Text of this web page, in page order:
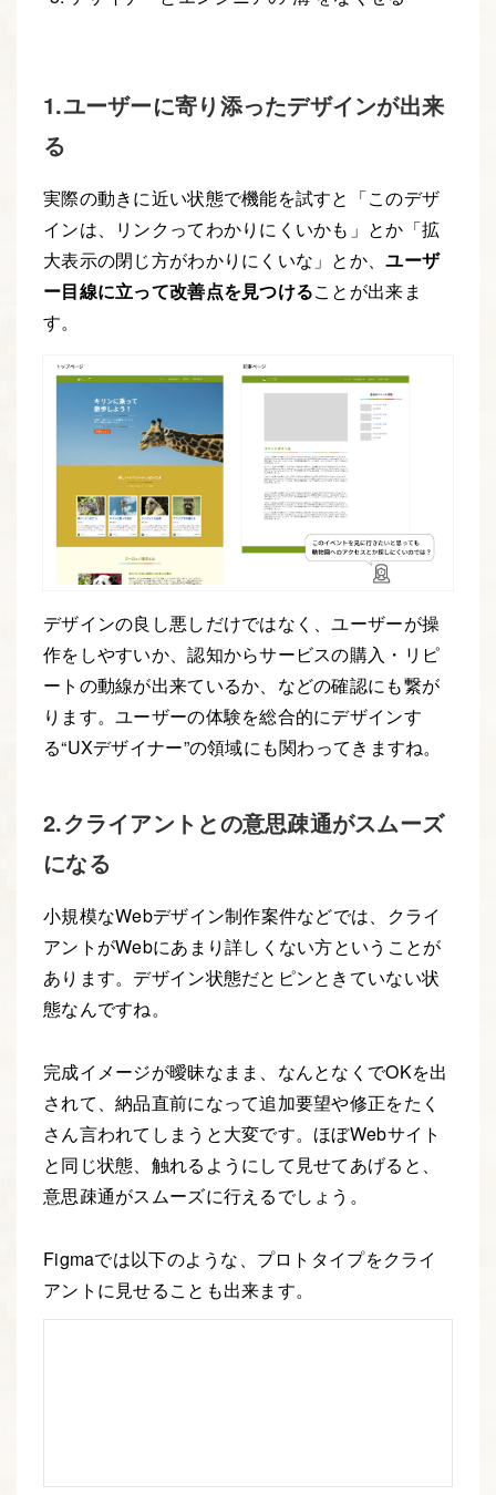
1.ユーザーに寄り添ったデザインが出来
る
実際の動きに近い状態で機能を試すと「このデザ
インは、リンクってわかりにくいかも」とか「拡
大表示の閉じ方がわかりにくいな」とか、ユーザ
ー目線に立って改善点を見つけることが出来ま
す。
デザインの良し悪しだけではなく、ユーザーが操
作をしやすいか、認知からサービスの購入・リピ
ートの動線が出来ているか、などの確認にも繋が
ります。ユーザーの体験を総合的にデザインす
る“UXデザイナー”の領域にも関わってきますね。
2.クライアントとの意思疎通がスムーズ
になる
小規模なWebデザイン制作案件などでは、クライ
アントがWebにあまり詳しくない方ということが
あります。デザイン状態だとピンときていない状
態なんですね。
完成イメージが曖昧なまま、なんとなくでOKを出
されて、納品直前になって追加要望や修正をたく
さん言われてしまうと大変です。ほぼWebサイト
と同じ状態、触れるようにして見せてあげると、
意思疎通がスムーズに行えるでしょう。
Figmaでは以下のような、プロトタイプをクライ
アントに見せることも出来ます。